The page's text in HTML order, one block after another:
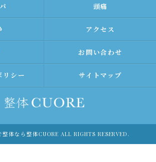
頭痛
アクセス
お問い合わせ
リシー サイトマップ
体なら整体CUORE ALL RIGHTS RESERVED.